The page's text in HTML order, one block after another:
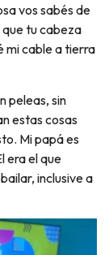
vos sabés de
que tu cabeza
mi cable a tierra
peleas, sin
estas cosas
Mi papá es
era el que
inclusive a